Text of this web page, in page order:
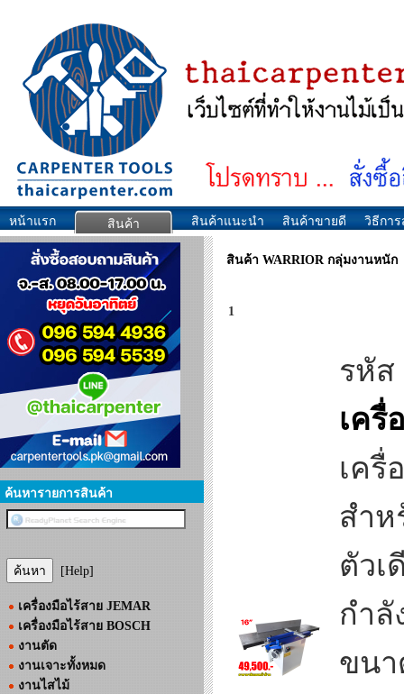
หน้าแรก สินค้า สินค้าแนะนำ สินค้าขายดี วิธีกา
ค้นหารายการสินค้า
[Help]
เครื่องมือไร้สาย JEMAR
เครื่องมือไร้สาย BOSCH
งานตัด
งานเจาะทั้งหมด
งานไสไม้
สินค้า WARRIOR กลุ่มงานหนัก
1
รหัส
เครื่
เครื่
สำห
ตัวเ
กำลั
ขนา